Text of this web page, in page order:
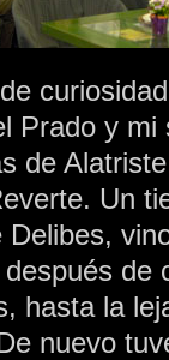
Prado y
de
Un
Delibes,
de
hasta la
nuevo